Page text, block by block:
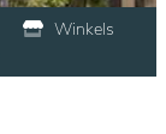
Winkels